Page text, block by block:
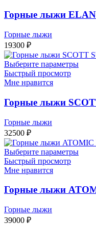
Горные лыжи
Горные лыжи
19300 ₽
Выберите параметры
Быстрый просмотр
Мне нравится
Горные лыжи
Горные лыжи
32500 ₽
Выберите параметры
Быстрый просмотр
Мне нравится
Горные лыжи
Горные лыжи
39000 ₽